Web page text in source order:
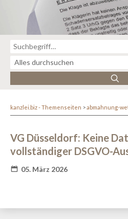
kanzlei.biz - Themenseiten abmahnung-
VG Düsseldorf: Keine
vollständiger DSGVO-
05. März 2026